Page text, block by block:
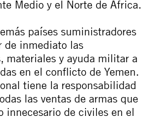
Medio y el Norte de África.
países suministradores
de inmediato las
materiales y ayuda militar a
en el conflicto de Yemen.
tiene la responsabilidad
las ventas de armas que
de civiles en el